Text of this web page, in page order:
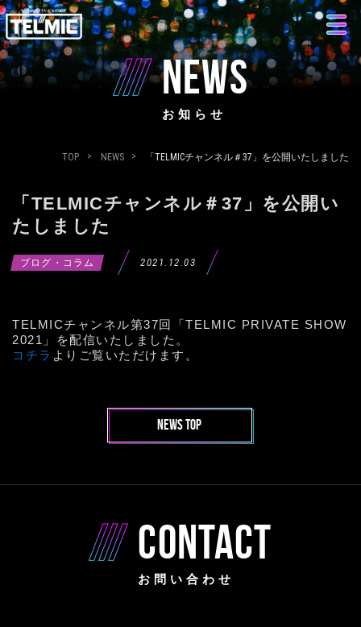
NEWS
お知らせ
TOP NEWS 「TELMICチャンネル＃37」を公開いたしました
「TELMICチャンネル＃37」を公開い
たしました
ブログ・コラム 2021.12.03
TELMICチャンネル第37回「TELMIC PRIVATE SHOW
2021」を配信いたしました。
コチラ よりご覧いただけます。
NEWS TOP
CONTACT
お問い合わせ